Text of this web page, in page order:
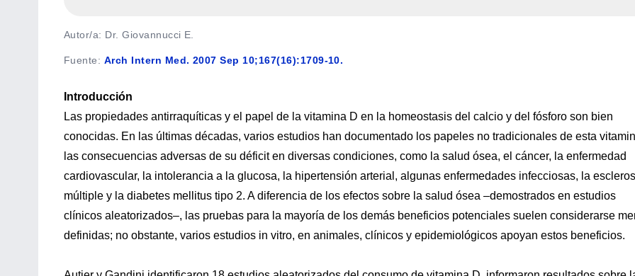
Autor/a: Dr. Giovannucci E.
Fuente: Arch Intern Med. 2007 Sep 10;167(16):1709-10.
Introducción
Las propiedades antirraquíticas y el papel de la vitamina D en la homeostasis del calcio y del fósforo son bien
conocidas. En las últimas décadas, varios estudios han documentado los papeles no tradicionales de esta
las consecuencias adversas de su déficit en diversas condiciones, como la salud ósea, el cáncer, la enfermedad
cardiovascular, la intolerancia a la glucosa, la hipertensión arterial, algunas enfermedades infecciosas, la
múltiple y la diabetes mellitus tipo 2. A diferencia de los efectos sobre la salud ósea –demostrados en estudios
clínicos aleatorizados–, las pruebas para la mayoría de los demás beneficios potenciales suelen considerarse
definidas; no obstante, varios estudios in vitro, en animales, clínicos y epidemiológicos apoyan estos beneficios.